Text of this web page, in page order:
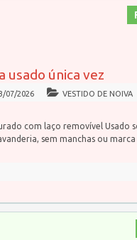
usado única vez
07/2026 VESTIDO DE NOIVA
com laço removível Usado
sem manchas ou marca